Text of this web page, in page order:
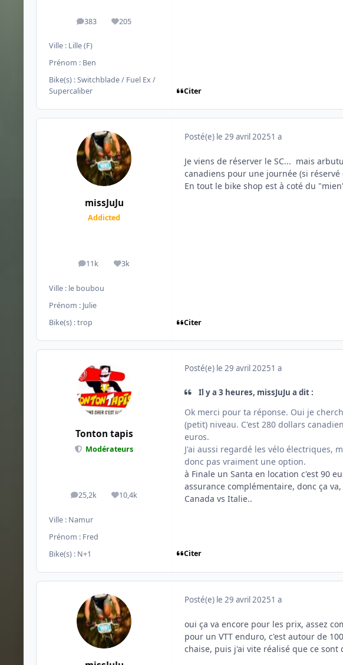
383
messages205
Réputation
Ville : Lille (F)
Prénom : Ben
Bike(s) :Switchblade / Fuel Ex /
Supercaliber
Citer
missJuJu
Addicted
11k
messages3k
Réputation
Ville : le boubou
Prénom : Julie
Bike(s) :trop
Posté(e) le 29 avril 20251 a
Je viens de réserver le SC... mais
canadiens pour une journée (si réservé
En tout le bike shop est à coté du
Citer
Tonton tapis
Modérateurs
25,2k
messages 10,4k
Réputation
Ville : Namur
Prénom : Fred
Bike(s) : N+1
Posté(e) le 29 avril 20251 a
Il y a 3 heures, missJuJu a dit :
Ok merci pour ta réponse. Oui je
(petit) niveau. C'est 280 dollars
euros.
J'ai aussi regardé les vélo électriques,
donc pas vraiment une option.
à Finale un Santa en location c'est 90
assurance complémentaire, donc ça
Canada vs Italie..
Citer
Posté(e) le 29 avril 20251 a
oui ça va encore pour les prix, assez
pour un VTT enduro, c'est autour de
chaise, puis j'ai vite réalisé que ce sont